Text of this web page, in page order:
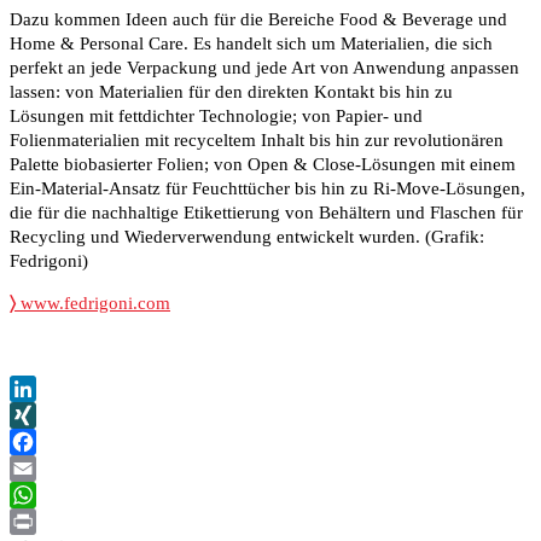
Dazu kommen Ideen auch für die Bereiche Food & Beverage und
Home & Personal Care. Es handelt sich um Materialien, die sich
perfekt an jede Verpackung und jede Art von Anwendung anpassen
lassen: von Materialien für den direkten Kontakt bis hin zu
Lösungen mit fettdichter Technologie; von Papier- und
Folienmaterialien mit recyceltem Inhalt bis hin zur revolutionären
Palette biobasierter Folien; von Open & Close-Lösungen mit einem
Ein-Material-Ansatz für Feuchttücher bis hin zu Ri-Move-Lösungen,
die für die nachhaltige Etikettierung von Behältern und Flaschen für
Recycling und Wiederverwendung entwickelt wurden. (Grafik:
Fedrigoni)
〉 www.fedrigoni.com
LinkedIn
XING
Facebook
Email
WhatsApp